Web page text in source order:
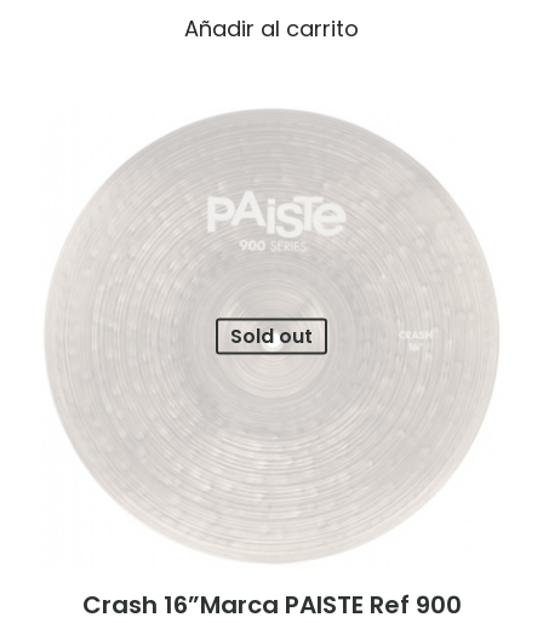
Añadir al carrito
Sold out
Crash 16”Marca PAISTE Ref 900